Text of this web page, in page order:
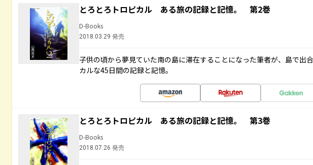
とろとろトロピカル ある旅の記録と記憶。 第2巻
D-Books
2018.03.29 発売
子供の頃から夢見ていた南の島に滞在することになった筆者が、島で出
カルな45日間の記録と記憶。
とろとろトロピカル ある旅の記録と記憶。 第3巻
D-Books
2018.07.26 発売